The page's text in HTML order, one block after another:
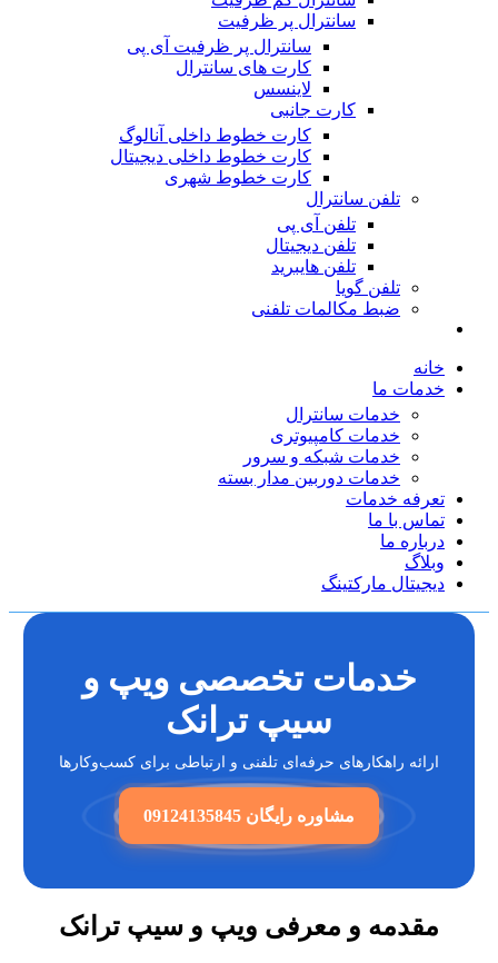
سانترال پر ظرفیت
سانترال پر ظرفیت آی پی
کارت های سانترال
لاینسس
کارت جانبی
کارت خطوط داخلی آنالوگ
کارت خطوط داخلی دیجیتال
کارت خطوط شهری
تلفن سانترال
تلفن آی پی
تلفن دیجیتال
تلفن هایبرید
تلفن گویا
ضبط مکالمات تلفنی
خانه
خدمات ما
خدمات سانترال
خدمات کامپیوتری
خدمات شبکه و سرور
خدمات دوربین مدار بسته
تعرفه خدمات
تماس با ما
درباره ما
وبلاگ
دیجیتال مارکتینگ
خدمات تخصصی ویپ و
سیپ ترانک
ارائه راهکارهای حرفه‌ای تلفنی و ارتباطی برای کسب‌وکارها
مشاوره رایگان 09124135845
مقدمه و معرفی ویپ و سیپ ترانک